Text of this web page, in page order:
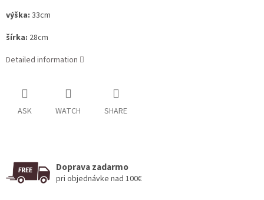
výška: 33cm
šírka: 28cm
Detailed information
ASK WATCH SHARE
Doprava zadarmo
pri objednávke nad 100€